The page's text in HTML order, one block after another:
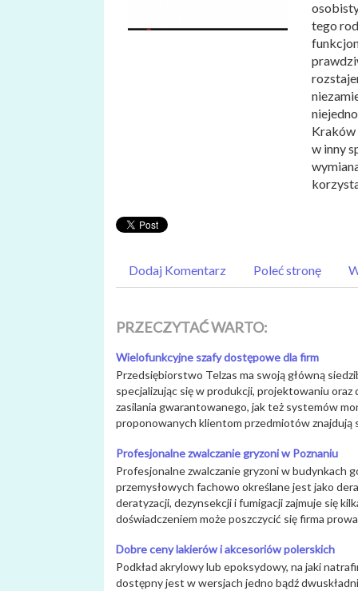
tego
Kraków
w inny
Dodaj Komentarz Poleć stronę
PRZECZYTAĆ WARTO:
Wielofunkcyjne szafy dostępowe dla firm
Przedsiębiorstwo Telzas ma swoją główną
specjalizując się w produkcji, projektowaniu oraz
zasilania gwarantowanego, jak też systemów
proponowanych klientom przedmiotów znajdują
Profesjonalne zwalczanie gryzoni w Poznaniu
Profesjonalne zwalczanie gryzoni w budynkach
przemysłowych fachowo określane jest jako
deratyzacji, dezynsekcji i fumigacji zajmuje się
doświadczeniem może poszczycić się firma
Dobre ceny lakierów i akcesoriów polerskich
Podkład akrylowy lub epoksydowy, na jaki
dostępny jest w wersjach jedno bądź